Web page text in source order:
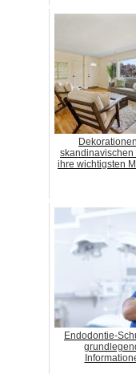
skandinavischen
ihre wichtigsten
Endodontie-